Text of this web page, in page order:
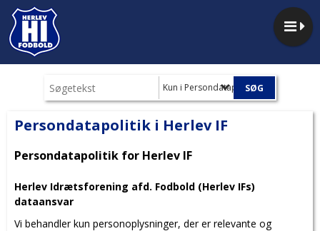
Kun i Persondatapolitik i Herlev IF
Persondatapolitik i Herlev IF
Persondatapolitik for Herlev IF
Herlev Idrætsforening afd. Fodbold (Herlev IFs)
dataansvar
Vi behandler kun personoplysninger, der er relevante og